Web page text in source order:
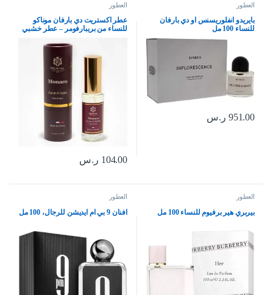
العطور
بايريدو انفلوريسنس او دي بارفان
للنساء 100 مل
951.00 ر.س
العطور
عطر اكستريت دي بارفان موناكو
للنساء من بريبارفومر – عطر خشبي
104.00 ر.س
العطور
بيربري هير برفيوم للنساء 100 مل
العطور
افنان 9 بي ام ايديشن للرجال، 100 مل